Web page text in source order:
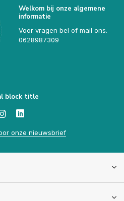
Welkom bij onze algemene
informatie
Voor vragen bel of mail ons.
0628987309
block title
onze nieuwsbrief